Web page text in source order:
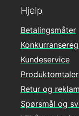
Hjelp
Betalingsmåter
Kundeservice
Produktomtaler
Retur og
Spørsmål og